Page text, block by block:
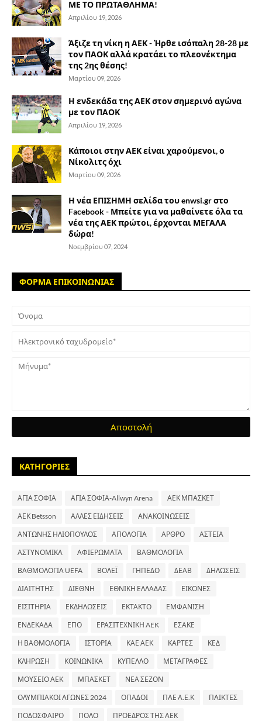
ΜΕ ΤΟ ΠΡΩΤΑΘΛΗΜΑ!
Απριλίου 19, 2026
Άξιζε τη νίκη η ΑΕΚ - Ήρθε ισόπαλη 28-28 με
τον ΠΑΟΚ αλλά κρατάει το πλεονέκτημα
της 2ης θέσης!
Μαρτίου 09, 2026
Η ενδεκάδα της ΑΕΚ στον σημερινό αγώνα
με τον ΠΑΟΚ
Απριλίου 19, 2026
Κάποιοι στην ΑΕΚ είναι χαρούμενοι, ο
Νίκολιτς όχι
Μαρτίου 09, 2026
Η νέα ΕΠΙΣΗΜΗ σελίδα του enwsi.gr στο
Facebook - Μπείτε για να μαθαίνετε όλα τα
νέα της ΑΕΚ πρώτοι, έρχονται ΜΕΓΑΛΑ
δώρα!
Νοεμβρίου 07, 2024
ΦΟΡΜΑ ΕΠΙΚΟΙΝΩΝΙΑΣ
ΚΑΤΗΓΟΡΙΕΣ
ΑΓΙΑ ΣΟΦΙΑ ΑΓΙΑ ΣΟΦΙΑ-Allwyn Arena ΑΕΚ ΜΠΑΣΚΕΤ
ΑΕΚ Betsson ΑΛΛΕΣ ΕΙΔΗΣΕΙΣ ΑΝΑΚΟΙΝΩΣΕΙΣ
ΑΝΤΩΝΗΣ ΗΛΙΟΠΟΥΛΟΣ ΑΠΟΛΟΓΙΑ ΑΡΘΡΟ ΑΣΤΕΙΑ
ΑΣΤΥΝΟΜΙΚΑ ΑΦΙΕΡΩΜΑΤΑ ΒΑΘΜΟΛΟΓΙΑ
ΒΑΘΜΟΛΟΓΙΑ UEFA ΒΟΛΕΪ ΓΗΠΕΔΟ ΔΕΑΒ ΔΗΛΩΣΕΙΣ
ΔΙΑΙΤΗΤΗΣ ΔΙΕΘΝΗ ΕΘΝΙΚΗ ΕΛΛΑΔΑΣ ΕΙΚΟΝΕΣ
ΕΙΣΙΤΗΡΙΑ ΕΚΔΗΛΩΣΕΙΣ ΕΚΤΑΚΤΟ ΕΜΦΑΝΙΣΗ
ΕΝΔΕΚΑΔΑ ΕΠΟ ΕΡΑΣΙΤΕΧΝΙΚΗ AEK ΕΣΑΚΕ
Η ΒΑΘΜΟΛΟΓΙΑ ΙΣΤΟΡΙΑ ΚΑΕ ΑΕΚ ΚΑΡΤΕΣ ΚΕΔ
ΚΛΗΡΩΣΗ ΚΟΙΝΩΝΙΚΑ ΚΥΠΕΛΛΟ ΜΕΤΑΓΡΑΦΕΣ
ΜΟΥΣΕΙΟ ΑΕΚ ΜΠΑΣΚΕΤ ΝΕΑ ΣΕΖΟΝ
ΟΛΥΜΠΙΑΚΟΙ ΑΓΩΝΕΣ 2024 ΟΠΑΔΟΙ ΠΑΕ Α.Ε.Κ ΠΑΙΚΤΕΣ
ΠΟΔΟΣΦΑΙΡΟ ΠΟΛΟ ΠΡΟΕΔΡΟΣ ΤΗΣ ΑΕΚ